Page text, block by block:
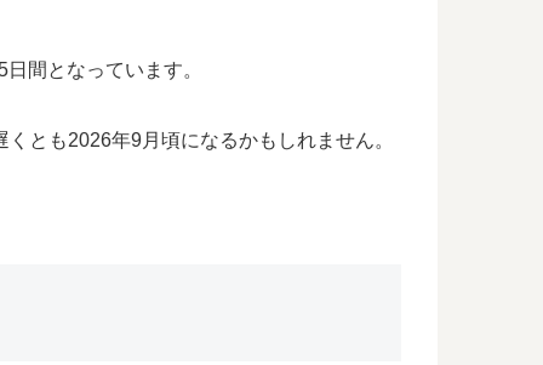
間となっています。
とも2026年9月頃になるかもしれません。